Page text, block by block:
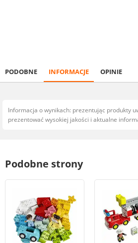
PODOBNE INFORMACJE OPINIE
Informacja o wynikach: prezentując produkty
prezentować wysokiej jakości i aktualne
Podobne strony